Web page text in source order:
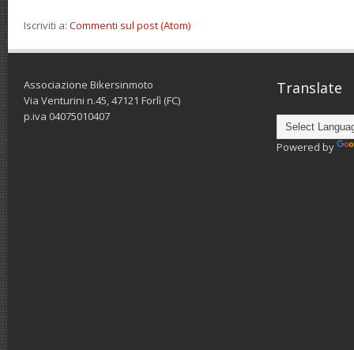
Iscriviti a: Commenti sul post (Atom)
Associazione Bikersinmoto
Via Venturini n.45, 47121 Forlì (FC)
p.iva 04075010407
Translate
Powered by